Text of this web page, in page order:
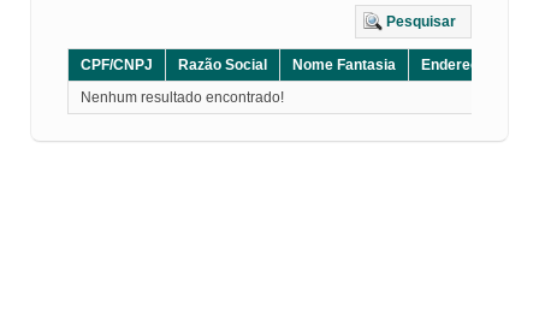
Pesquisar
CPF/CNPJ Razão Social Nome Fantasia Endereço
Nenhum resultado encontrado!